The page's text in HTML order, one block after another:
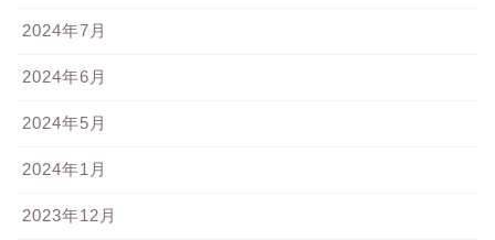
2024年7月
2024年6月
2024年5月
2024年1月
2023年12月